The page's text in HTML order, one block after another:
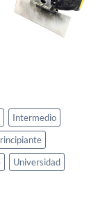
Intermedio
Universidad